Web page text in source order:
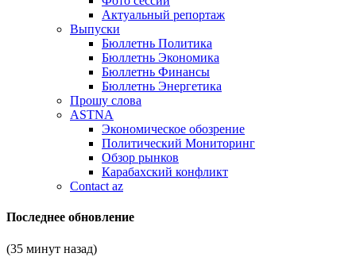
Актуальный репортаж
Выпуски
Бюллетнь Политика
Бюллетнь Экономика
Бюллетнь Финансы
Бюллетнь Энергетика
Прошу слова
ASTNA
Экономическое обозрение
Политический Мониторинг
Обзор рынков
Карабахский конфликт
Contact az
Последнее обновление
(35 минут назад)